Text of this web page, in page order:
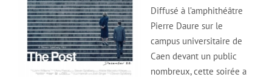
Diffusé à l’amphithéâtre
Pierre Daure sur le
campus universitaire de
Caen devant un public
nombreux, cette soirée a